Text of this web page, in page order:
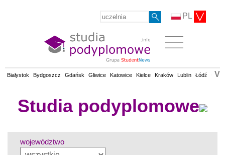
PL
Białystok Bydgoszcz Gdańsk Gliwice Katowice Kielce Kraków Lublin Łódź V
Studia podyplomowe
województwo